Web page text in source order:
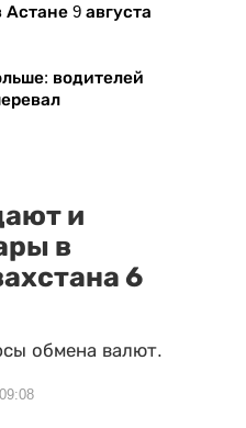
9 августа
водителей
и
в
6
обмена валют.